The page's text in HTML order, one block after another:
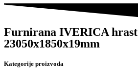
Furnirana IVERICA hrast
23050x1850x19mm
Kategorije proizvoda